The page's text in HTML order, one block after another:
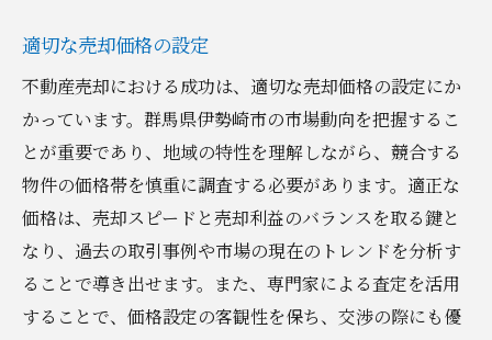
交渉での誤解を避けるためのポイント
売却における法律と規制の遵守
伊勢崎市の不動産売却をスムーズに進めるため
の情報収集術
インターネットを活用した市場調査
地元不動産業者からの最新情報取得
地域フォーラムやSNSでの情報交換
公共データベースを活用する
適切な売却価格の設定
不動産売却における成功は、適切な売却価格の設定にか
かっています。群馬県伊勢崎市の市場動向を把握するこ
とが重要であり、地域の特性を理解しながら、競合する
物件の価格帯を慎重に調査する必要があります。適正な
価格は、売却スピードと売却利益のバランスを取る鍵と
なり、過去の取引事例や市場の現在のトレンドを分析す
ることで導き出せます。また、専門家による査定を活用
することで、価格設定の客観性を保ち、交渉の際にも優